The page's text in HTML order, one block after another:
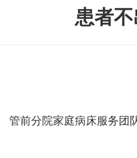
患者
管前分院家庭病床服务团